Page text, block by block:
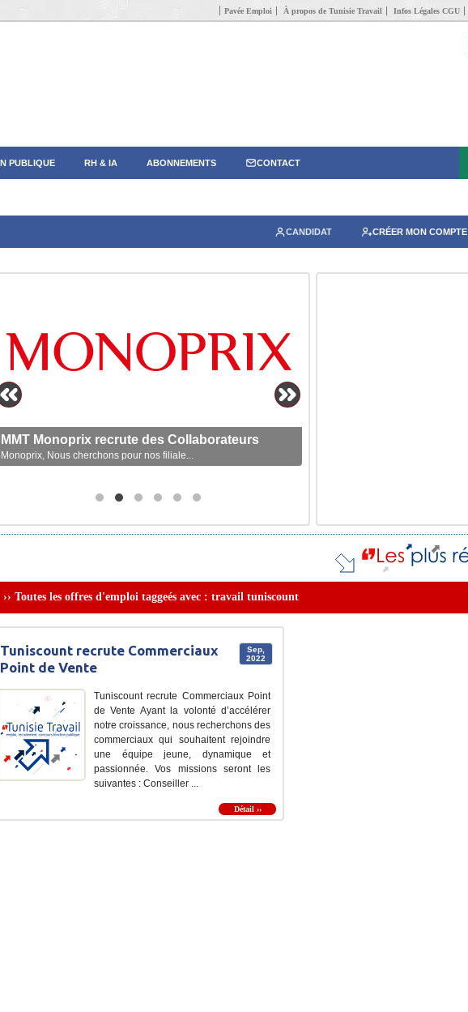
Pavée Emploi À propos de Tunisie Travail Infos Légales CGU
PUBLIQUE RH & IA ABONNEMENTS CONTACT
CANDIDAT CRÉER MON COMPTE
MMT Monoprix recrute des Collaborateurs
Monoprix, Nous cherchons pour nos filiale...
›› Toutes les offres d'emploi taggeés avec : travail tuniscount
Sep,
2022
Tuniscount recrute Commerciaux
Point de Vente
Tuniscount recrute Commerciaux Point
de Vente Ayant la volonté d’accélérer
notre croissance, nous recherchons des
commerciaux qui souhaitent rejoindre
une équipe jeune, dynamique et
passionnée. Vos missions seront les
suivantes : Conseiller ...
Détail ››